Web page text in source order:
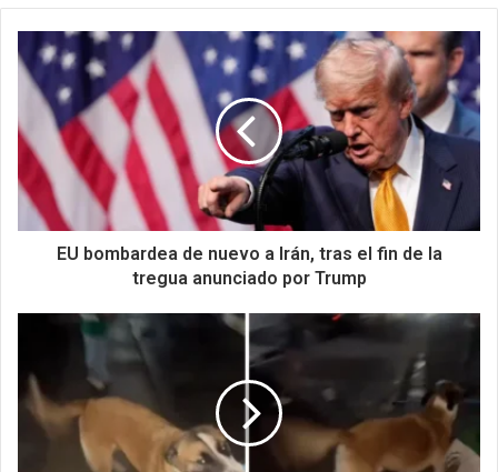
EU bombardea de nuevo a Irán, tras el fin de la
tregua anunciado por Trump